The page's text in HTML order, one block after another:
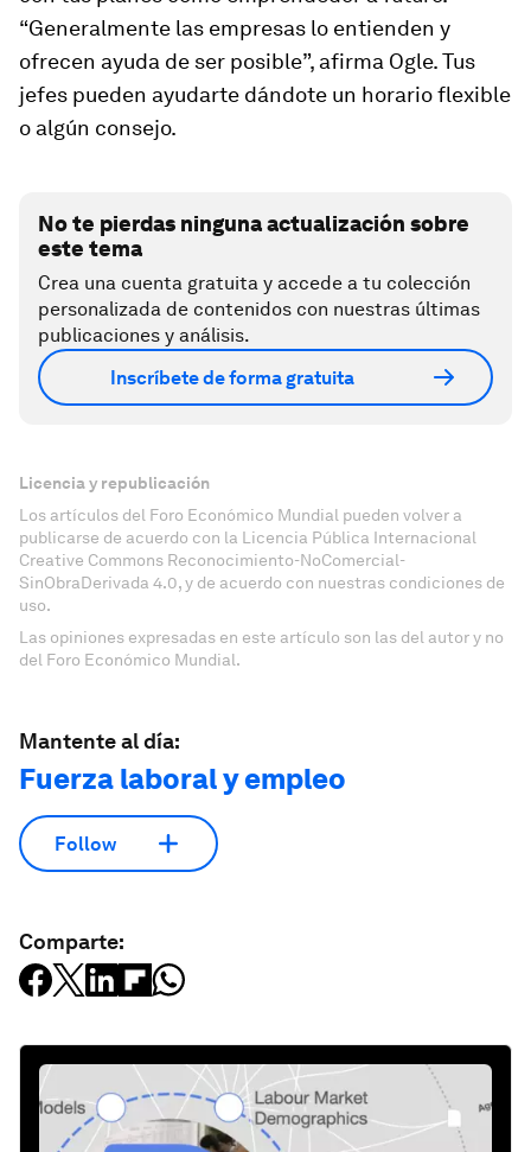
“Generalmente las empresas lo entienden y
ofrecen ayuda de ser posible”, afirma Ogle. Tus
jefes pueden ayudarte dándote un horario flexible
o algún consejo.
No te pierdas ninguna actualización sobre
este tema
Crea una cuenta gratuita y accede a tu colección
personalizada de contenidos con nuestras últimas
publicaciones y análisis.
Inscríbete de forma gratuita
Licencia y republicación
Los artículos del Foro Económico Mundial pueden volver a
publicarse de acuerdo con la Licencia Pública Internacional
Creative Commons Reconocimiento-NoComercial-
SinObraDerivada 4.0, y de acuerdo con nuestras condiciones de
uso.
Las opiniones expresadas en este artículo son las del autor y no
del Foro Económico Mundial.
Mantente al día:
Fuerza laboral y empleo
Follow
Comparte: